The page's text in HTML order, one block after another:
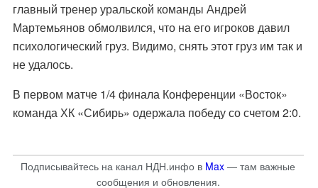
главный тренер уральской команды Андрей
Мартемьянов обмолвился, что на его игроков давил
психологический груз. Видимо, снять этот груз им так и
не удалось.
В первом матче 1/4 финала Конференции «Восток»
команда ХК «Сибирь» одержала победу со счетом 2:0.
Подписывайтесь на канал НДН.инфо в Max — там важные
сообщения и обновления.